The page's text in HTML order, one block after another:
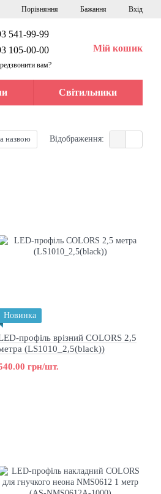
Порівняння Бажання Вхід
541-99-99
105-00-00
вам?
Мій кошик
Світильники
назвою Відображення:
Новинка
профіль врізний COLORS 2,5
(LS1010_2,5(black))
грн/шт.